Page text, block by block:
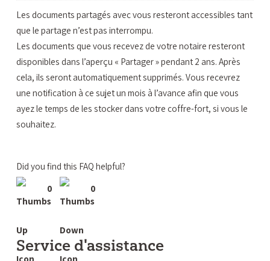
Les documents partagés avec vous resteront accessibles tant
que le partage n’est pas interrompu.
Les documents que vous recevez de votre notaire resteront
disponibles dans l’aperçu « Partager » pendant 2 ans. Après
cela, ils seront automatiquement supprimés. Vous recevrez
une notification à ce sujet un mois à l’avance afin que vous
ayez le temps de les stocker dans votre coffre-fort, si vous le
souhaitez.
Did you find this FAQ helpful?
0
0
Service d'assistance